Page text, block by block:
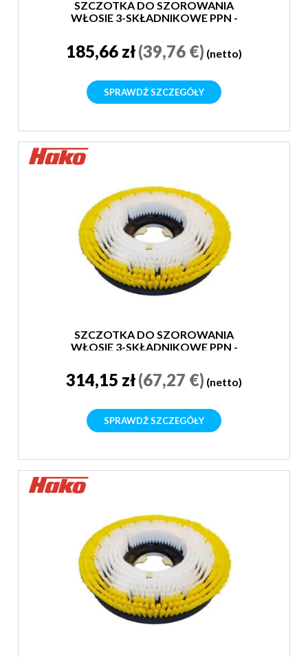
SZCZOTKA DO SZOROWANIA
WŁOSIE 3-SKŁADNIKOWE PPN -
185,66 zł(39,76 €) (netto)
SPRAWDŹ SZCZEGÓŁY
SZCZOTKA DO SZOROWANIA
WŁOSIE 3-SKŁADNIKOWE PPN -
314,15 zł(67,27 €) (netto)
SPRAWDŹ SZCZEGÓŁY